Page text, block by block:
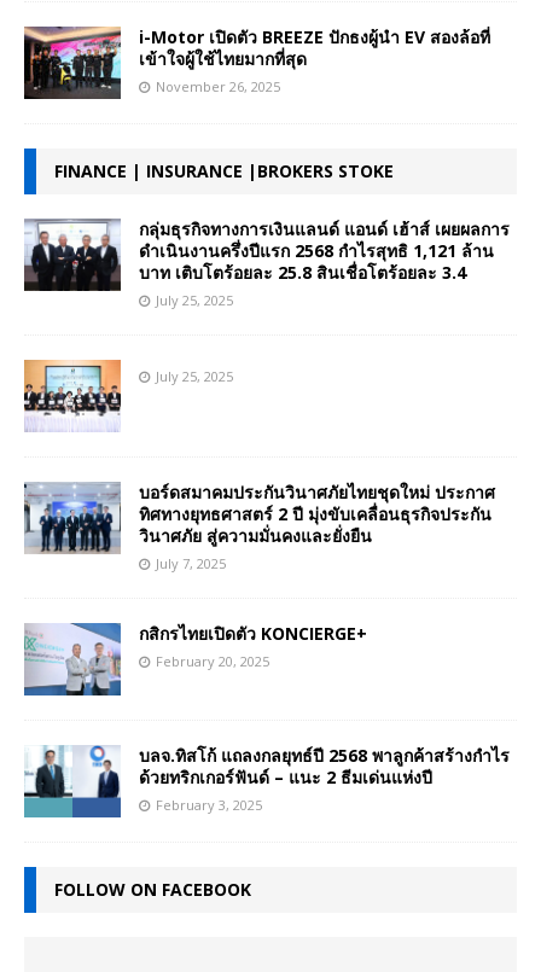
i-Motor เปิดตัว BREEZE ปักธงผู้นำ EV สองล้อที่
เข้าใจผู้ใช้ไทยมากที่สุด
November 26, 2025
FINANCE | INSURANCE |BROKERS STOKE
กลุ่มธุรกิจทางการเงินแลนด์ แอนด์ เฮ้าส์ เผยผลการ
ดำเนินงานครึ่งปีแรก 2568 กำไรสุทธิ 1,121 ล้าน
บาท เติบโตร้อยละ 25.8 สินเชื่อโตร้อยละ 3.4
July 25, 2025
July 25, 2025
บอร์ดสมาคมประกันวินาศภัยไทยชุดใหม่ ประกาศ
ทิศทางยุทธศาสตร์ 2 ปี มุ่งขับเคลื่อนธุรกิจประกัน
วินาศภัย สู่ความมั่นคงและยั่งยืน
July 7, 2025
กสิกรไทยเปิดตัว KONCIERGE+
February 20, 2025
บลจ.ทิสโก้ แถลงกลยุทธ์ปี 2568 พาลูกค้าสร้างกำไร
ด้วยทริกเกอร์ฟันด์ – แนะ 2 ธีมเด่นแห่งปี
February 3, 2025
FOLLOW ON FACEBOOK